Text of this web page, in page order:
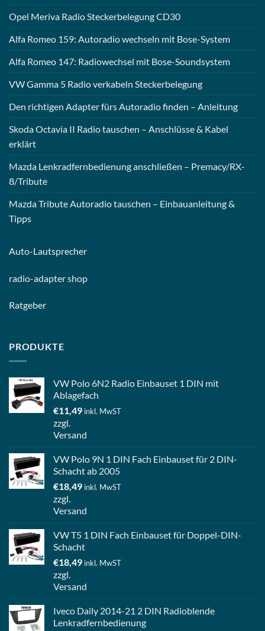
Opel Meriva Radio Steckerbelegung CD30
Alfa Romeo 159: Autoradio wechseln mit Bose-System
Alfa Romeo 147: Radiowechsel mit Bose-Soundsystem
VW Gamma 5 Radio verkabeln Steckerbelegung
Den richtigen Adapter fürs Autoradio finden – Anleitung
Skoda Octavia II Radio tauschen – Anschlüsse & Kabel
erklärt
Mazda Lenkradfernbedienung anschließen – Premacy/RX-
8/Tribute
Mazda Tribute Autoradio tauschen – Einbauanleitung &
Tipps
Auto-Lautsprecher
radio-adapter shop
Ratgeber
PRODUKTE
VW Polo 6N2 Radio Einbauset 1 DIN mit
Ablagefach
€11,49 inkl. MwST
zzgl.
Versand
VW Polo 9N 1 DIN Fach Einbauset für 2 DIN-
Schacht ab 2005
€18,49 inkl. MwST
zzgl.
Versand
VW T5 1 DIN Fach Einbauset für Doppel-DIN-
Schacht
€18,49 inkl. MwST
zzgl.
Versand
Iveco Daily 2014-21 2 DIN Radioblende
Lenkradfernbedienung